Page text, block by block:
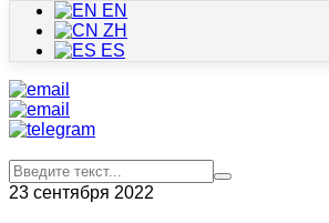
EN
ZH
ES
23 сентября 2022